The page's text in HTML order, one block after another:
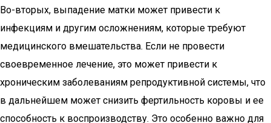
Во-вторых, выпадение матки может привести к
инфекциям и другим осложнениям, которые требуют
медицинского вмешательства. Если не провести
своевременное лечение, это может привести к
хроническим заболеваниям репродуктивной системы, что
в дальнейшем может снизить фертильность коровы и ее
способность к воспроизводству. Это особенно важно для